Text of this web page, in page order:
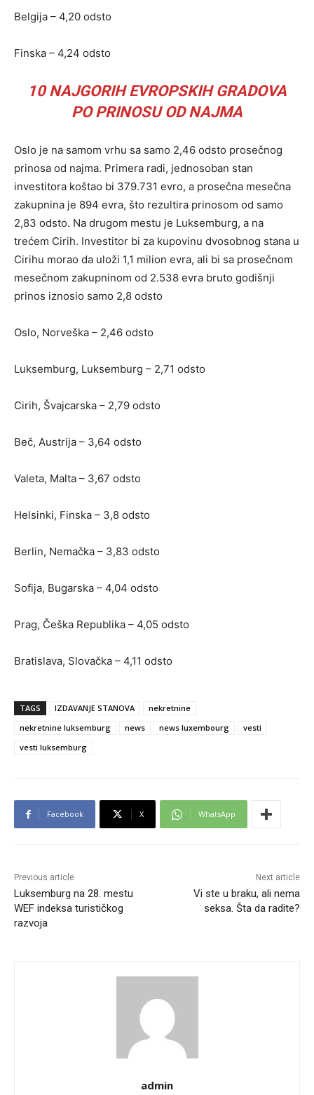
Belgija – 4,20 odsto
Finska – 4,24 odsto
10 NAJGORIH EVROPSKIH GRADOVA
PO PRINOSU OD NAJMA
Oslo je na samom vrhu sa samo 2,46 odsto prosečnog
prinosa od najma. Primera radi, jednosoban stan
investitora koštao bi 379.731 evro, a prosečna mesečna
zakupnina je 894 evra, što rezultira prinosom od samo
2,83 odsto. Na drugom mestu je Luksemburg, a na
trećem Cirih. Investitor bi za kupovinu dvosobnog stana u
Cirihu morao da uloži 1,1 milion evra, ali bi sa prosečnom
mesečnom zakupninom od 2.538 evra bruto godišnji
prinos iznosio samo 2,8 odsto
Oslo, Norveška – 2,46 odsto
Luksemburg, Luksemburg – 2,71 odsto
Cirih, Švajcarska – 2,79 odsto
Beč, Austrija – 3,64 odsto
Valeta, Malta – 3,67 odsto
Helsinki, Finska – 3,8 odsto
Berlin, Nemačka – 3,83 odsto
Sofija, Bugarska – 4,04 odsto
Prag, Češka Republika – 4,05 odsto
Bratislava, Slovačka – 4,11 odsto
TAGS IZDAVANJE STANOVA
nekretnine
nekretnine luksemburg
news news luxembourg
vesti
vesti luksemburg
Facebook X WhatsApp
Previous article
Luksemburg na 28. mestu
WEF indeksa turističkog
razvoja
Next article
Vi ste u braku, ali nema
seksa. Šta da radite?
admin